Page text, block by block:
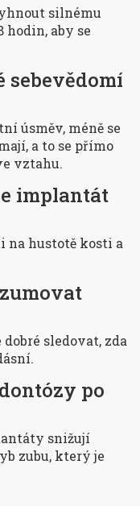
silnému
aby se
úsměv, méně se
a to se přímo
vztahu.
implantát
na hustotě kosti a
sledovat, zda
po
snižují
zubu, který je